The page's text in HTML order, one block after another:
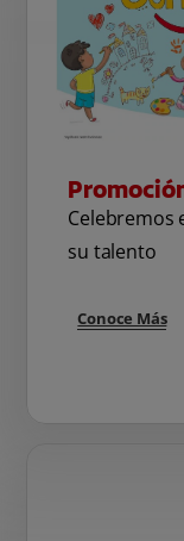
Celebremos
su talento
Conoce Más